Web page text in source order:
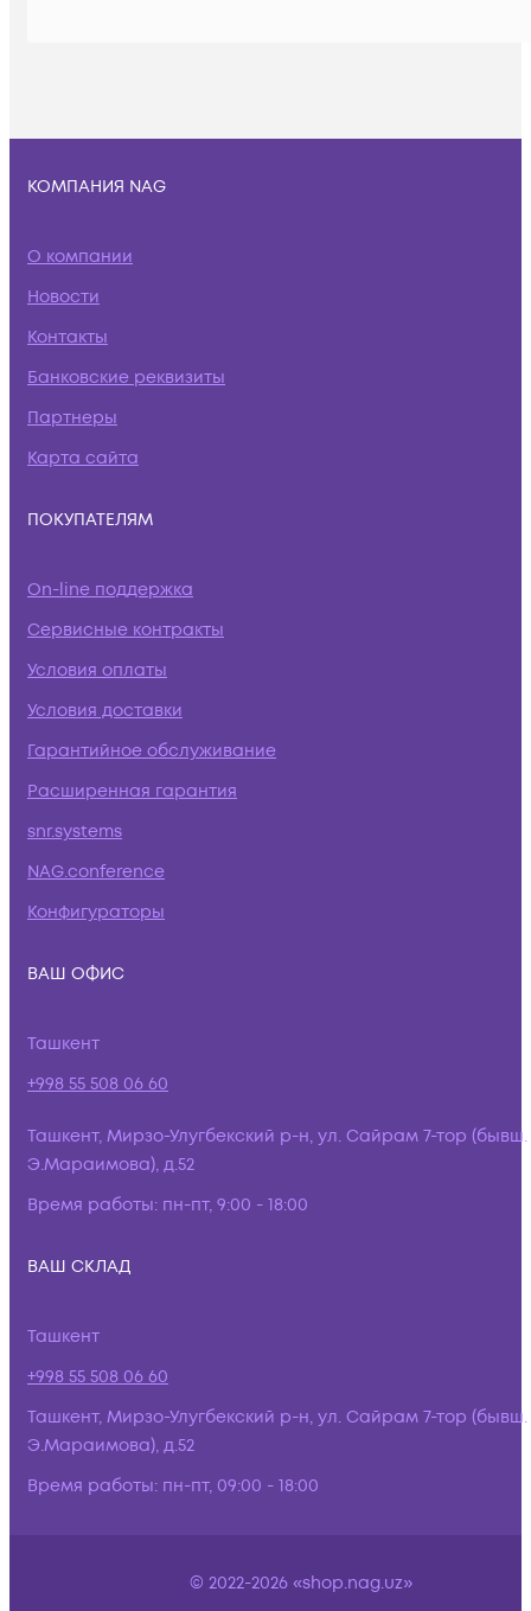
КОМПАНИЯ NAG
О компании
Новости
Контакты
Банковские реквизиты
Партнеры
Карта сайта
ПОКУПАТЕЛЯМ
On-line поддержка
Сервисные контракты
Условия оплаты
Условия доставки
Гарантийное обслуживание
Расширенная гарантия
snr.systems
NAG.conference
Конфигураторы
ВАШ ОФИС
Ташкент
+998 55 508 06 60
Ташкент, Мирзо-Улугбекский р-н, ул. Сайрам 7-тор (бывш.
Э.Мараимова), д.52
Время работы: пн-пт, 9:00 - 18:00
ВАШ СКЛАД
Ташкент
+998 55 508 06 60
Ташкент, Мирзо-Улугбекский р-н, ул. Сайрам 7-тор (бывш.
Э.Мараимова), д.52
Время работы: пн-пт, 09:00 - 18:00
© 2022-2026 «shop.nag.uz»